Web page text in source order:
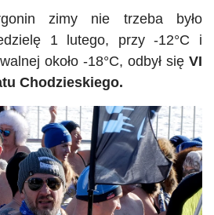
zimy nie trzeba było
1 lutego, przy -12°C i
około -18°C, odbył się VI
Chodzieskiego.